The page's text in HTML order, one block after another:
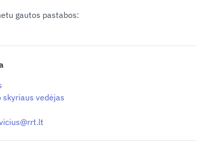
gautos pastabos:
skyriaus vedėjas
rrt.lt